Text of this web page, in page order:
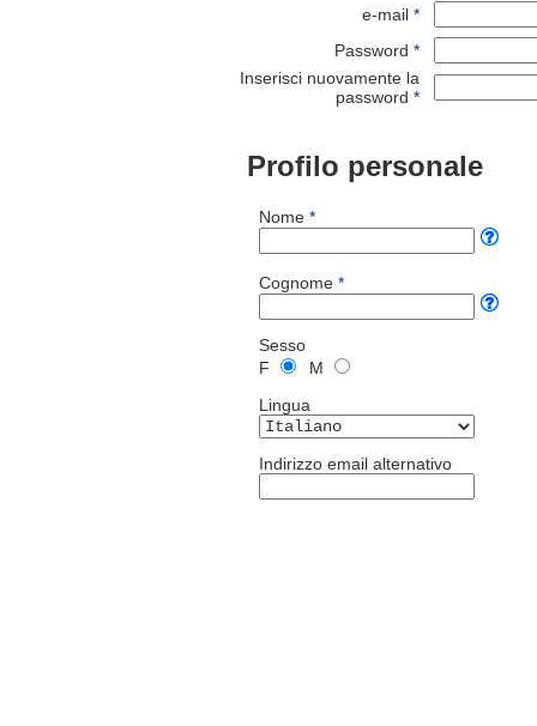
e-mail *
Password *
Inserisci nuovamente la
password *
Profilo personale
Nome *
Cognome *
Sesso
F
M
Lingua
Indirizzo email alternativo